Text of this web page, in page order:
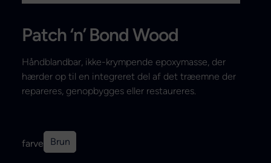
Patch ‘n’ Bond Wood
Håndblandbar, ikke-krympende epoxymasse, der
hærder op til en integreret del af det træemne der
repareres, genopbygges eller restaureres.
farve Brun